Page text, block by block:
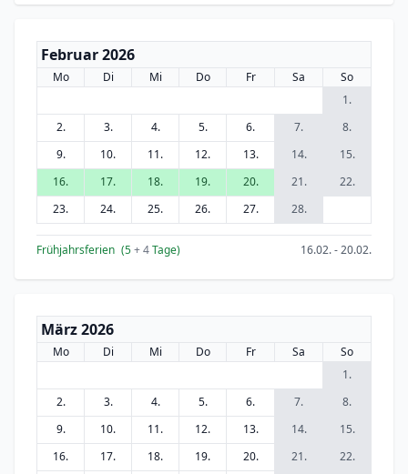
Februar 2026
Mo Di Mi Do Fr Sa
So
1.
2.
3. 4. 5. 6. 7.
8.
9.
10. 11. 12. 13. 14.
15.
16.
17. 18. 19. 20. 21.
22.
23.
24. 25. 26. 27. 28.
Frühjahrsferien (5+ 4Tage) 16.02. - 20.02.
März 2026
Mo Di Mi Do Fr Sa
So
1.
2.
3. 4. 5. 6. 7.
8.
9.
10. 11. 12. 13. 14.
15.
16.
17. 18. 19. 20. 21.
22.